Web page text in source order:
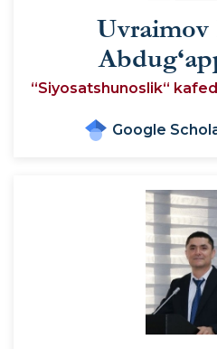
“Siyosatshunoslik“
Google